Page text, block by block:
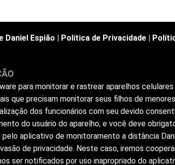
Daniel Espião Política de Privacidade|
para monitorar e rastrear aparelhos celulares
que precisam monitorar seus filhos de
dos funcionários com seu devido
do usuário do aparelho, e você deve
aplicativo de monitoramento a distância
de privacidade. Neste caso, iremos
ser notificados por uso inapropriado do